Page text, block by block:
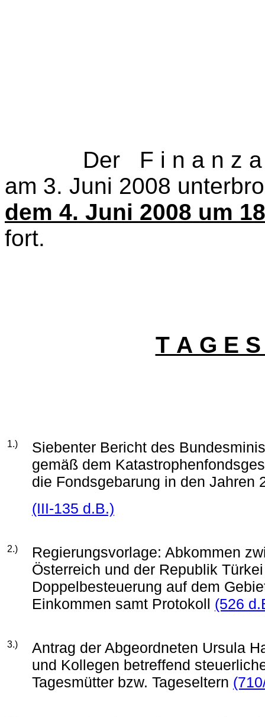
Der F i n a n z a u
am 3. Juni 2008
dem 4. Juni 2008 um
fort.
T A G E
1.)
Siebenter Bericht des
gemäß dem
die Fondsgebarung in den Jahren
(III-135 d.B.)
2.)
Regierungsvorlage: Abkommen
Österreich und der Republik
Doppelbesteuerung auf dem
Einkommen samt Protokoll (526
3.)
Antrag der Abgeordneten Ursula
und Kollegen betreffend
Tagesmütter bzw. Tageseltern